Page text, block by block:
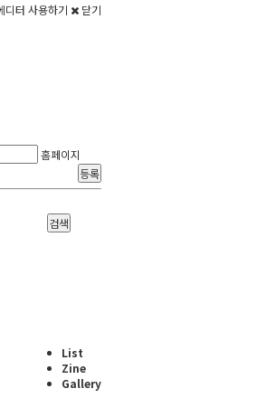
디터 사용하기 닫기
홈페이지
검색
List
Zine
Gallery